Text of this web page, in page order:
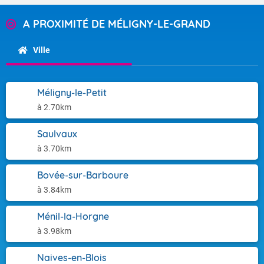
A PROXIMITÉ DE MÉLIGNY-LE-GRAND
Ville
Méligny-le-Petit
à 2.70km
Saulvaux
à 3.70km
Bovée-sur-Barboure
à 3.84km
Ménil-la-Horgne
à 3.98km
Naives-en-Blois